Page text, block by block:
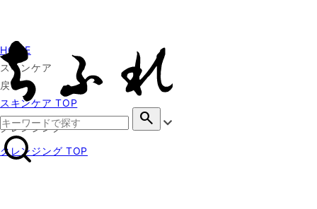
search
HOME
スキンケア
戻る
スキンケア TOP
クレンジング
クレンジング TOP